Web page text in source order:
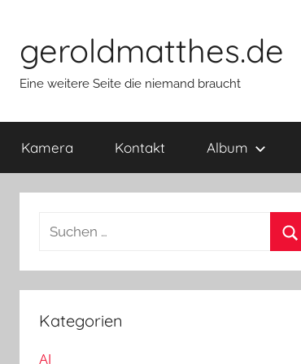
springen
geroldmatthes.de
Eine weitere Seite die niemand braucht
Kamera Kontakt Album
c
h
e
Kategorien
AI